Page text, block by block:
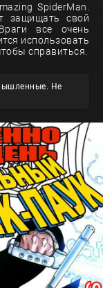
SpiderMan.
защищать свой
все очень
использовать
справиться.
Не